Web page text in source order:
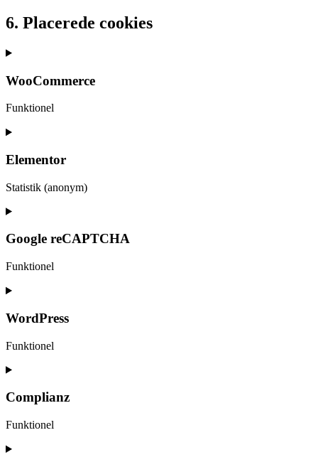
6. Placerede cookies
WooCommerce
Funktionel
Consent
service
Elementor
Statistik (anonym)
Consent
service
elementor
Google reCAPTCHA
Funktionel
Consent
service
recaptcha
WordPress
Funktionel
Consent
service
wordpress
Complianz
Funktionel
Consent